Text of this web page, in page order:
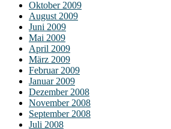
Oktober 2009
August 2009
Juni 2009
Mai 2009
April 2009
März 2009
Februar 2009
Januar 2009
Dezember 2008
November 2008
September 2008
Juli 2008